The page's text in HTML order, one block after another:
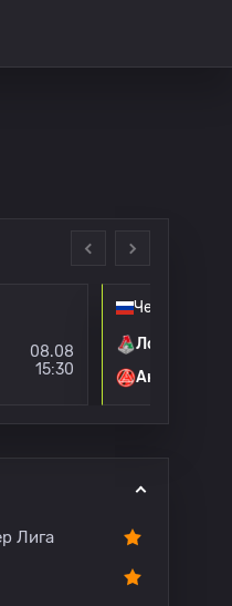
08.08
15:30
Чемпионат
Локомотив
Акрон
Лига